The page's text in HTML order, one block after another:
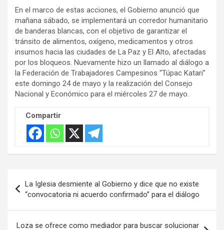
En el marco de estas acciones, el Gobierno anunció que
mañana sábado, se implementará un corredor humanitario
de banderas blancas, con el objetivo de garantizar el
tránsito de alimentos, oxígeno, medicamentos y otros
insumos hacia las ciudades de La Paz y El Alto, afectadas
por los bloqueos. Nuevamente hizo un llamado al diálogo a
la Federación de Trabajadores Campesinos “Túpac Katari”
este domingo 24 de mayo y la realización del Consejo
Nacional y Económico para el miércoles 27 de mayo.
Compartir
de
entradas
La Iglesia desmiente al Gobierno y dice que no existe
“convocatoria ni acuerdo confirmado” para el diálogo
Loza se ofrece como mediador para buscar solucionar